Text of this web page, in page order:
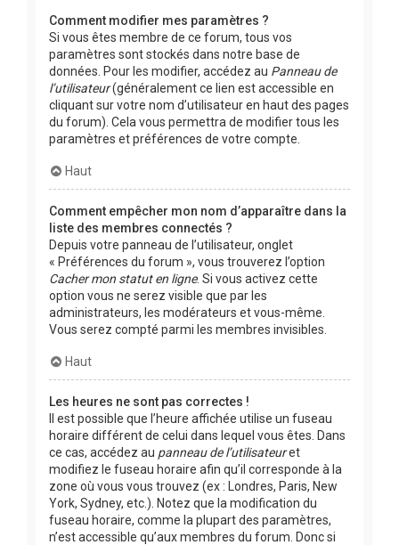
Comment modifier mes paramètres ?
Si vous êtes membre de ce forum, tous vos
paramètres sont stockés dans notre base de
données. Pour les modifier, accédez au Panneau de
l’utilisateur(généralement ce lien est accessible en
cliquant sur votre nom d’utilisateur en haut des pages
du forum). Cela vous permettra de modifier tous les
paramètres et préférences de votre compte.
Haut
Comment empêcher mon nom d’apparaître dans la
liste des membres connectés ?
Depuis votre panneau de l’utilisateur, onglet
« Préférences du forum », vous trouverez l’option
Cacher mon statut en ligne. Si vous activez cette
option vous ne serez visible que par les
administrateurs, les modérateurs et vous-même.
Vous serez compté parmi les membres invisibles.
Haut
Les heures ne sont pas correctes !
Il est possible que l’heure affichée utilise un fuseau
horaire différent de celui dans lequel vous êtes. Dans
ce cas, accédez au panneau de l’utilisateuret
modifiez le fuseau horaire afin qu’il corresponde à la
zone où vous vous trouvez (ex : Londres, Paris, New
York, Sydney, etc.). Notez que la modification du
fuseau horaire, comme la plupart des paramètres,
n’est accessible qu’aux membres du forum. Donc si